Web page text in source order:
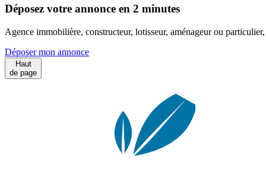
Déposez votre annonce en 2 minutes
Agence immobilière, constructeur, lotisseur, aménageur ou
Déposer mon annonce
Haut
de page